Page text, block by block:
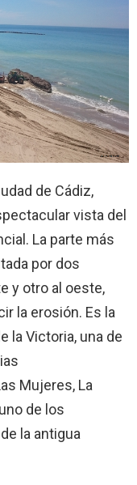
de Cádiz,
vista del
La parte más
por dos
y otro al oeste,
la erosión. Es la
la Victoria, una de
Mujeres, La
de los
la antigua